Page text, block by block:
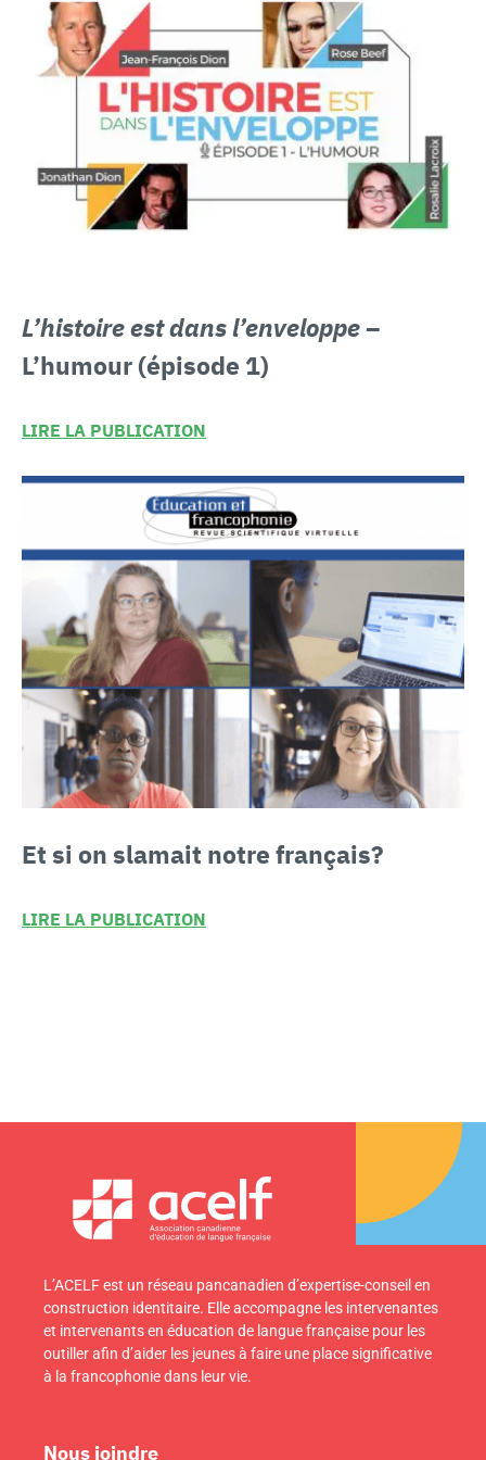
L’histoire est dans l’enveloppe–
L’humour (épisode 1)
LIRE LA PUBLICATION
Et si on slamait notre français?
LIRE LA PUBLICATION
L’ACELF est un réseau pancanadien d’expertise-conseil en
construction identitaire. Elle accompagne les intervenantes
et intervenants en éducation de langue française pour les
outiller afin d’aider les jeunes à faire une place significative
à la francophonie dans leur vie.
Nous joindre